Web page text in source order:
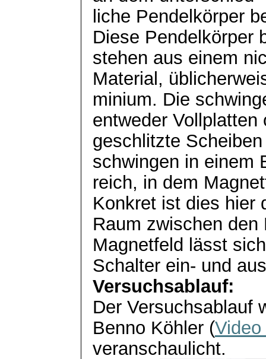
liche Pendelkörper
Diese Pendelkörper
stehen aus einem
Material,
minium. Die
entweder Vollplatten
geschlitzte
schwingen in einem
reich, in dem
Konkret ist dies hier
Raum zwischen
Magnetfeld lässt
Schalter ein- und
Versuchsablauf:
Der Versuchsablauf
Benno Köhler (
veranschaulicht.